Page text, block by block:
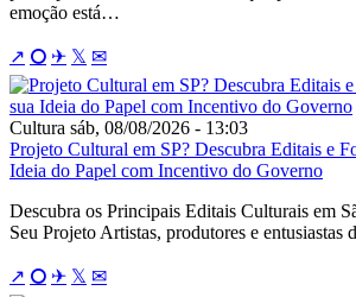
emoção está…
↗ ⭘ ✈ 𝕏 ✉
Cultura sáb, 08/08/2026 - 13:03
Projeto Cultural em SP? Descubra Editais e
Ideia do Papel com Incentivo do Governo
Descubra os Principais Editais Culturais em
Seu Projeto Artistas, produtores e
↗ ⭘ ✈ 𝕏 ✉